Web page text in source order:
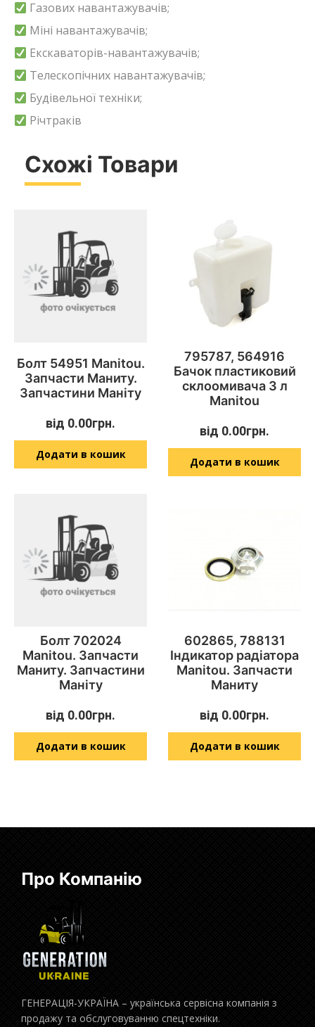
Газових навантажувачів;
Міні навантажувачів;
Екскаваторів-навантажувачів;
Телескопічних навантажувачів;
Будівельної техніки;
Річтраків
Схожі Товари
Болт 54951 Manitou.
Запчасти Маниту.
Запчастини Маніту
від 0.00грн.
Додати в кошик
795787, 564916
Бачок пластиковий
склоомивача 3 л
Manitou
від 0.00грн.
Додати в кошик
Болт 702024
Manitou. Запчасти
Маниту. Запчастини
Маніту
від 0.00грн.
Додати в кошик
602865, 788131
Індикатор радіатора
Manitou. Запчасти
Маниту
від 0.00грн.
Додати в кошик
Про Компанію
ГЕНЕРАЦІЯ-УКРАЇНА – українська сервісна компанія з
продажу та обслуговуванню спецтехніки.